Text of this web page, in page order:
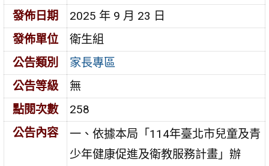
發佈日期
2025 年 9 月 23 日
發佈單位
衛生組
公告類別
家長專區
公告等級
無
點閱次數
258
公告內容
一、依據本局「114年臺北市兒童及青
少年健康促進及衛教服務計畫」辦